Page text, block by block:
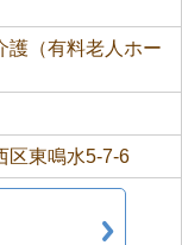
護（有料老人ホー
区東鳴水5-7-6